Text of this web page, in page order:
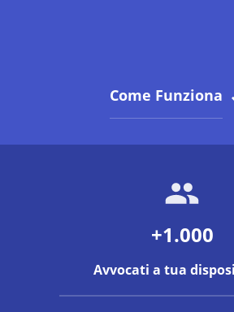
Come Funziona
+1.000
Avvocati a tua